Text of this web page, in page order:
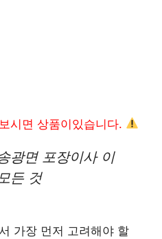
시면 상품이있습니다.
광면 포장이사 이
든 것
가장 먼저 고려해야 할